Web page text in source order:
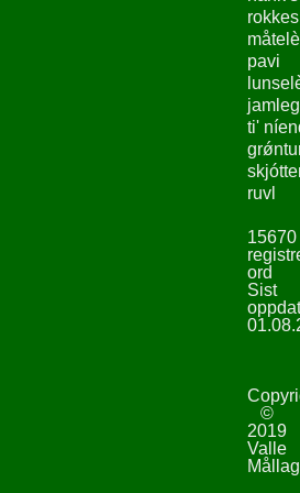
pavi
ti'
ruvl
15670
ord
Sist
©
2019
Valle
Mållag